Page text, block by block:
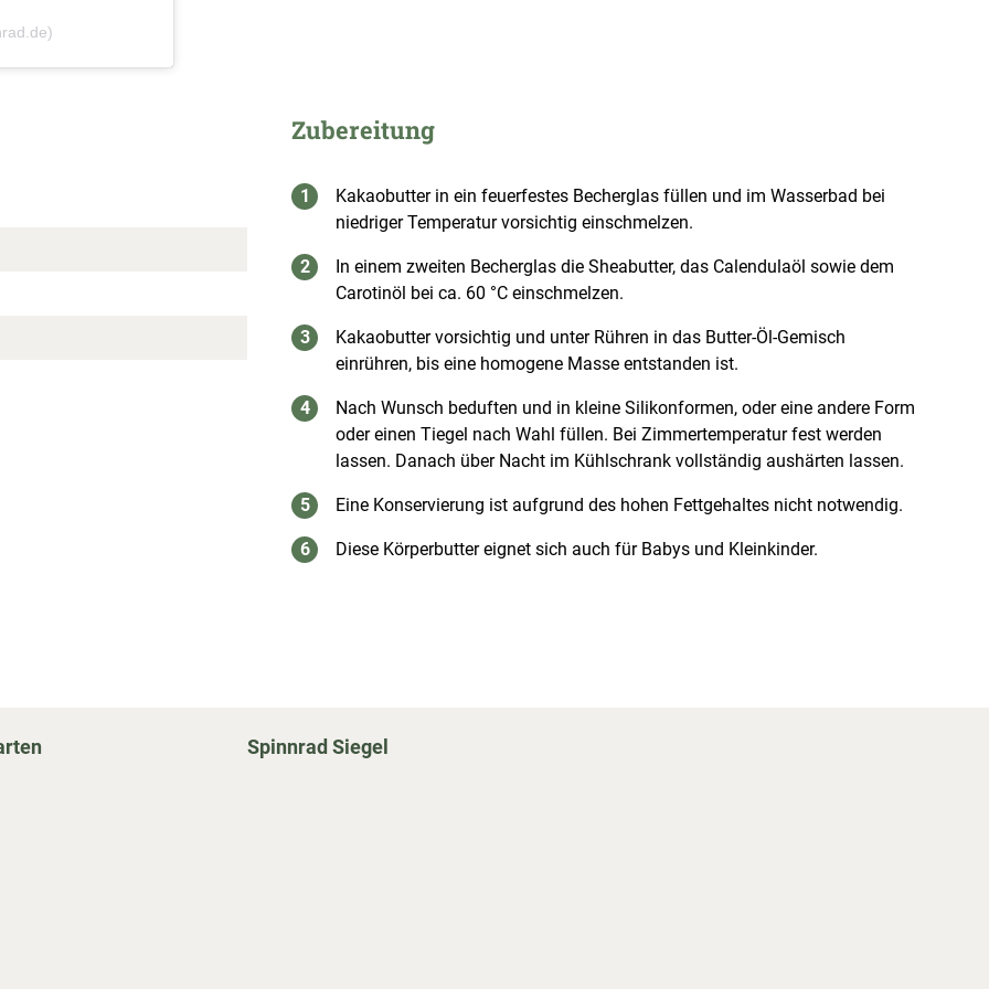
Zubereitung
Kakaobutter in ein feuerfestes Becherglas füllen und im Wasserbad bei
niedriger Temperatur vorsichtig einschmelzen.
In einem zweiten Becherglas die Sheabutter, das Calendulaöl sowie dem
Carotinöl bei ca. 60 °C einschmelzen.
Kakaobutter vorsichtig und unter Rühren in das Butter-Öl-Gemisch
einrühren, bis eine homogene Masse entstanden ist.
Nach Wunsch beduften und in kleine Silikonformen, oder eine andere Form
oder einen Tiegel nach Wahl füllen. Bei Zimmertemperatur fest werden
lassen. Danach über Nacht im Kühlschrank vollständig aushärten lassen.
Eine Konservierung ist aufgrund des hohen Fettgehaltes nicht notwendig.
Diese Körperbutter eignet sich auch für Babys und Kleinkinder.
Spinnrad Siegel